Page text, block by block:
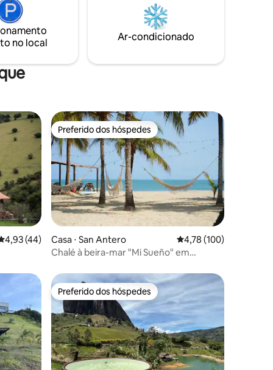
de
quarteirões a pé da marina próxima para
que você possa alugar meu Jetski e
no local
Ar-condicionado
de uma avaliação média de 5, 44 avaliações
4,93 (44)
Preferido dos hóspedes
Preferido dos hóspedes
Casa ⋅ San Antero 4,78 de uma avaliação
4,78 (100)
Chalé à beira-mar "Mi Sueño" em
Preferido dos hóspedes
Preferido dos hóspedes